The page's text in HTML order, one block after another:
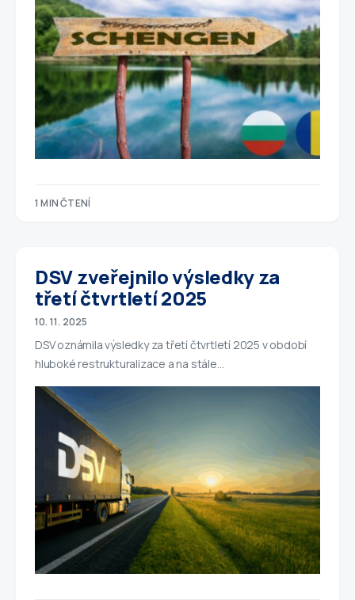
1 MIN ČTENÍ
DSV zveřejnilo výsledky za
třetí čtvrtletí 2025
10. 11. 2025
DSV oznámila výsledky za třetí čtvrtletí 2025 v období
hluboké restrukturalizace a na stále…